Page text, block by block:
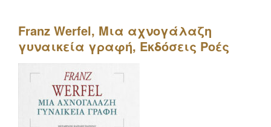
Franz Werfel, Μια αχνογάλαζη
γυναικεία γραφή, Εκδόσεις Ροές